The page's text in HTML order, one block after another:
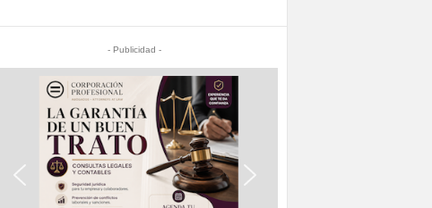
- Publicidad -